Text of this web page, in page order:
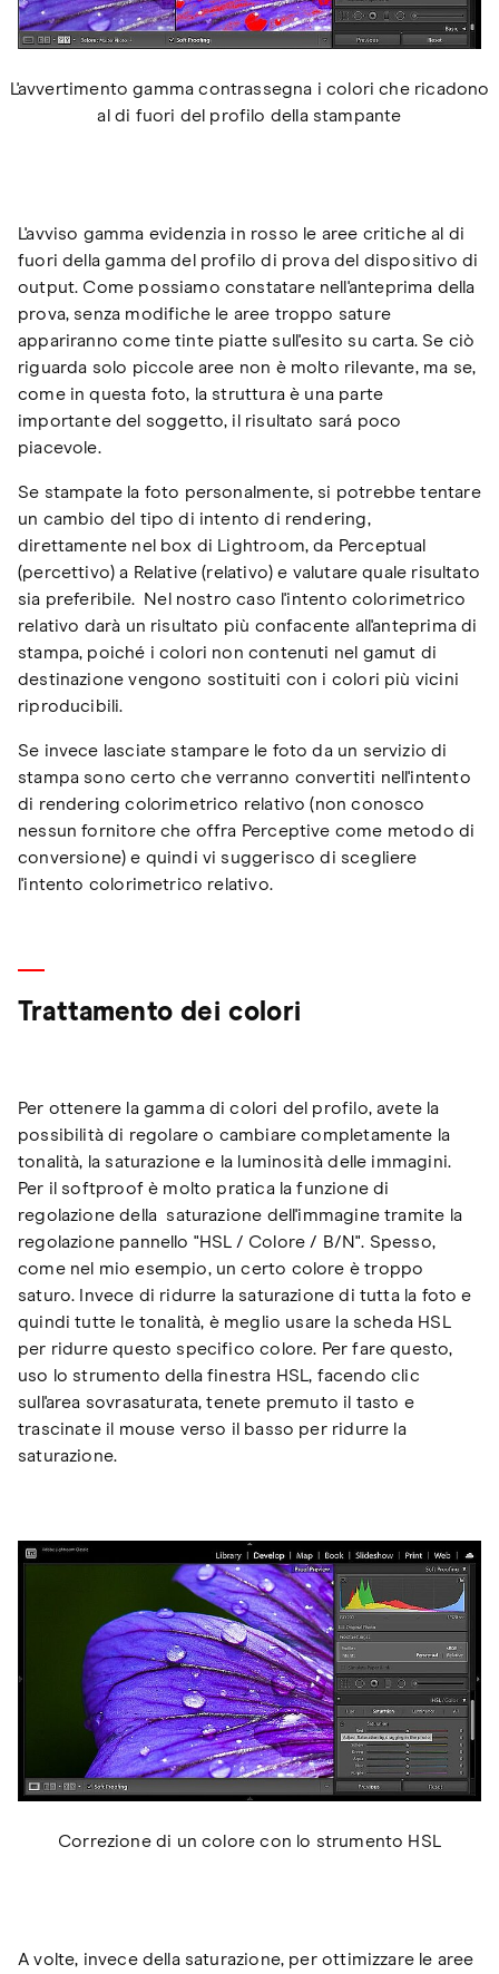
L'avvertimento gamma contrassegna i colori che ricadono
al di fuori del profilo della stampante
L'avviso gamma evidenzia in rosso le aree critiche al di
fuori della gamma del profilo di prova del dispositivo di
output. Come possiamo constatare nell'anteprima della
prova, senza modifiche le aree troppo sature
appariranno come tinte piatte sull'esito su carta. Se ciò
riguarda solo piccole aree non è molto rilevante, ma se,
come in questa foto, la struttura è una parte
importante del soggetto, il risultato sará poco
piacevole.
Se stampate la foto personalmente, si potrebbe tentare
un cambio del tipo di intento di rendering,
direttamente nel box di Lightroom, da Perceptual
(percettivo) a Relative (relativo) e valutare quale risultato
sia preferibile. Nel nostro caso l'intento colorimetrico
relativo darà un risultato più confacente all'anteprima di
stampa, poiché i colori non contenuti nel gamut di
destinazione vengono sostituiti con i colori più vicini
riproducibili.
Se invece lasciate stampare le foto da un servizio di
stampa sono certo che verranno convertiti nell'intento
di rendering colorimetrico relativo (non conosco
nessun fornitore che offra Perceptive come metodo di
conversione) e quindi vi suggerisco di scegliere
l'intento colorimetrico relativo.
Trattamento dei colori
Per ottenere la gamma di colori del profilo, avete la
possibilità di regolare o cambiare completamente la
tonalità, la saturazione e la luminosità delle immagini.
Per il softproof è molto pratica la funzione di
regolazione della saturazione dell'immagine tramite la
regolazione pannello "HSL / Colore / B/N". Spesso,
come nel mio esempio, un certo colore è troppo
saturo. Invece di ridurre la saturazione di tutta la foto e
quindi tutte le tonalità, è meglio usare la scheda HSL
per ridurre questo specifico colore. Per fare questo,
uso lo strumento della finestra HSL, facendo clic
sull'area sovrasaturata, tenete premuto il tasto e
trascinate il mouse verso il basso per ridurre la
saturazione.
Correzione di un colore con lo strumento HSL
A volte, invece della saturazione, per ottimizzare le aree